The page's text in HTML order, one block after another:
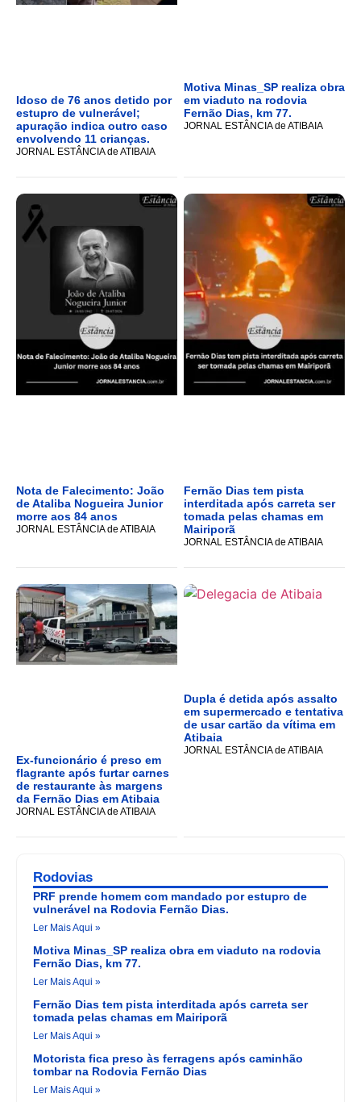
Idoso de 76 anos detido por
estupro de vulnerável;
apuração indica outro caso
envolvendo 11 crianças.
JORNAL ESTÂNCIA de ATIBAIA
Motiva Minas_SP realiza obra
em viaduto na rodovia
Fernão Dias, km 77.
JORNAL ESTÂNCIA de ATIBAIA
Nota de Falecimento: João
de Ataliba Nogueira Junior
morre aos 84 anos
JORNAL ESTÂNCIA de ATIBAIA
Fernão Dias tem pista
interditada após carreta ser
tomada pelas chamas em
Mairiporã
JORNAL ESTÂNCIA de ATIBAIA
Ex-funcionário é preso em
flagrante após furtar carnes
de restaurante às margens
da Fernão Dias em Atibaia
JORNAL ESTÂNCIA de ATIBAIA
Dupla é detida após assalto
em supermercado e tentativa
de usar cartão da vítima em
Atibaia
JORNAL ESTÂNCIA de ATIBAIA
Rodovias
PRF prende homem com mandado por estupro de
vulnerável na Rodovia Fernão Dias.
Ler Mais Aqui »
Motiva Minas_SP realiza obra em viaduto na rodovia
Fernão Dias, km 77.
Ler Mais Aqui »
Fernão Dias tem pista interditada após carreta ser
tomada pelas chamas em Mairiporã
Ler Mais Aqui »
Motorista fica preso às ferragens após caminhão
tombar na Rodovia Fernão Dias
Ler Mais Aqui »